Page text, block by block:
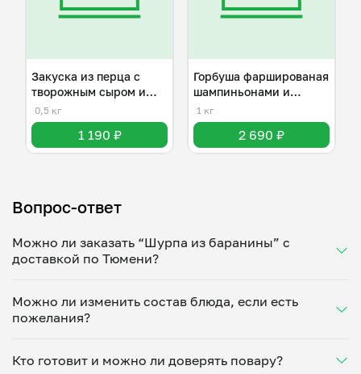
Закуска из перца с
творожным сыром и
орехами .
0,5 кг
1 190 ₽
Горбуша фаршированая
шампиньонами и
моцарелла .
1 кг
2 690 ₽
Вопрос-ответ
Можно ли заказать “Шурпа из баранины” с
доставкой по Тюмени?
Укажите удобное время — и получите свежее
домашнее блюдо в большой порции прямо с плиты.
минут. Статус заказа отслеживайте в личном
кабинете, а с поваром можно связаться напрямую в
Можно ли изменить состав блюда, если есть
пожелания?
ваши предпочтения: уберет специи, снизит
Кто готовит и можно ли доверять повару?